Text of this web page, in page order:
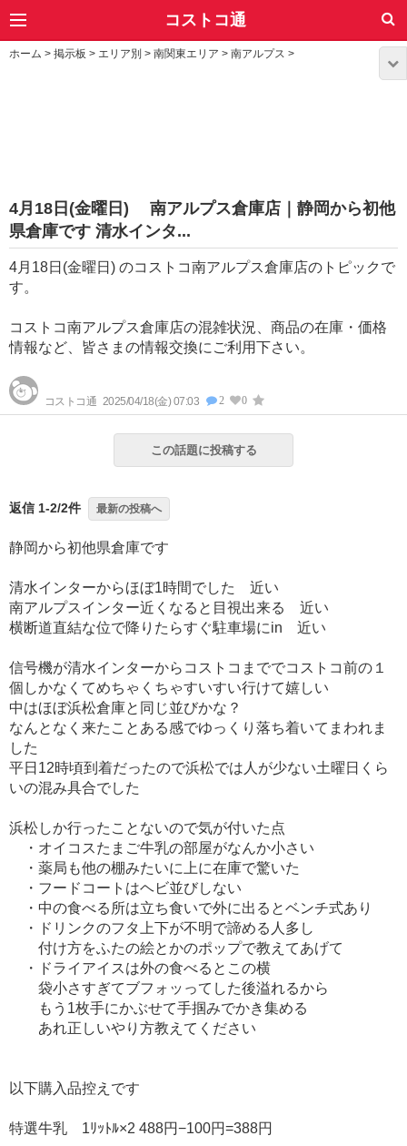
コストコ通
ホーム > 掲示板 > エリア別 > 南関東エリア > 南アルプス >
4月18日(金曜日) 南アルプス倉庫店｜静岡から初他
県倉庫です 清水インタ...
4月18日(金曜日) のコストコ南アルプス倉庫店のトピックで
す。
コストコ南アルプス倉庫店の混雑状況、商品の在庫・価格
情報など、皆さまの情報交換にご利用下さい。
コストコ通 2025/04/18(金) 07:03 2 0
この話題に投稿する
返信 1-2/2件 最新の投稿へ
静岡から初他県倉庫です
清水インターからほぼ1時間でした 近い
南アルプスインター近くなると目視出来る 近い
横断道直結な位で降りたらすぐ駐車場にin 近い
信号機が清水インターからコストコまででコストコ前の１
個しかなくてめちゃくちゃすいすい行けて嬉しい
中はほぼ浜松倉庫と同じ並びかな？
なんとなく来たことある感でゆっくり落ち着いてまわれま
した
平日12時頃到着だったので浜松では人が少ない土曜日くら
いの混み具合でした
浜松しか行ったことないので気が付いた点
・オイコスたまご牛乳の部屋がなんか小さい
・薬局も他の棚みたいに上に在庫で驚いた
・フードコートはヘビ並びしない
・中の食べる所は立ち食いで外に出るとベンチ式あり
・ドリンクのフタ上下が不明で諦める人多し
付け方をふたの絵とかのポップで教えてあげて
・ドライアイスは外の食べるとこの横
袋小さすぎてブフォッってした後溢れるから
もう1枚手にかぶせて手掴みでかき集める
あれ正しいやり方教えてください
以下購入品控えです
特選牛乳 1ﾘｯﾄﾙ×2 488円−100円=388円